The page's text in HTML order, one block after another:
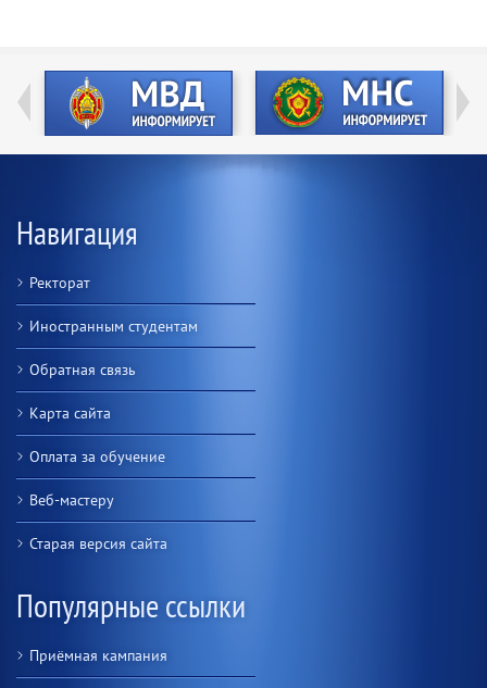
Навигация
Ректорат
Иностранным студентам
Обратная связь
Карта сайта
Оплата за обучение
Веб-мастеру
Старая версия сайта
Популярные ссылки
Приёмная кампания